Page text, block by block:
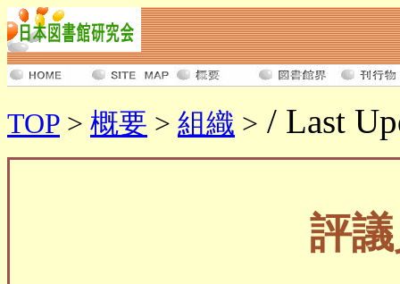
TOP > 概要 > 組織 > / Last
評